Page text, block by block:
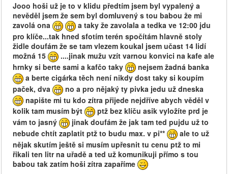
Jooo hoši už je to v klidu předtím jsem byl vypalený a
nevěděl jsem že sem byl domluvený s tou babou že mi
zavolá ona
a taky že zavolala a tedka ve 12:00 jdu
pro klíče...tak hned sfotím terén spočítám hlavně stoly
židle doufám že se tam vlezem koukal jsem učast 14 lidí
možná 15
....jinak mužu vzít varnou konvici na kafe ale
hrnky si berte sami a kafčo taky
nejsem žadná banka
a berte cigárka těch není nikdy dost taky si koupím
paček, dva
no a pro nějaký ty pivka jedu už dneska
napište mi tu kdo zítra přijede nejdříve abych věděl v
kolik tam musím být
ptž bez klíču asik vyložíte prd je
vám to jasný
jinak doufám že jak tam ted pujdu už to
nebude chtít zaplatit ptž to budu max. v pi**
ale to už
nějak skutím ještě si musím upřesnit tu cenu ptž to mi
řikali ten litr na uřadě a ted už komunikuji přímo s tou
babou tak zatím hoši zítra zapaříme